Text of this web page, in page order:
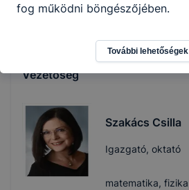
-
Vezetőség
Szakács Csilla
Igazgató, oktató
matematika, fizika
fog működni böngészőjében.
További lehetőségek